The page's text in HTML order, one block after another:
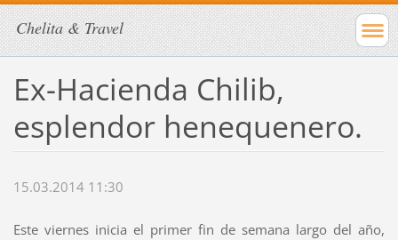
Chelita & Travel
Ex-Hacienda Chilib,
esplendor henequenero.
15.03.2014 11:30
Este viernes inicia el primer fin de semana largo del año,